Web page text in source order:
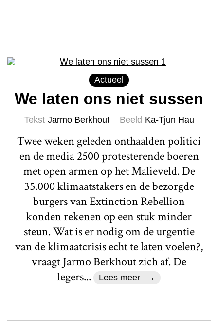
Actueel
We laten ons niet sussen
Tekst Jarmo Berkhout Beeld Ka-Tjun Hau
Twee weken geleden onthaalden politici
en de media 2500 protesterende boeren
met open armen op het Malieveld. De
35.000 klimaatstakers en de bezorgde
burgers van Extinction Rebellion
konden rekenen op een stuk minder
steun. Wat is er nodig om de urgentie
van de klimaatcrisis echt te laten voelen?,
vraagt Jarmo Berkhout zich af. De
legers...
Lees meer